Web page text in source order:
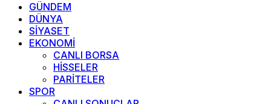
GÜNDEM
DÜNYA
SİYASET
EKONOMİ
CANLI BORSA
HİSSELER
PARİTELER
SPOR